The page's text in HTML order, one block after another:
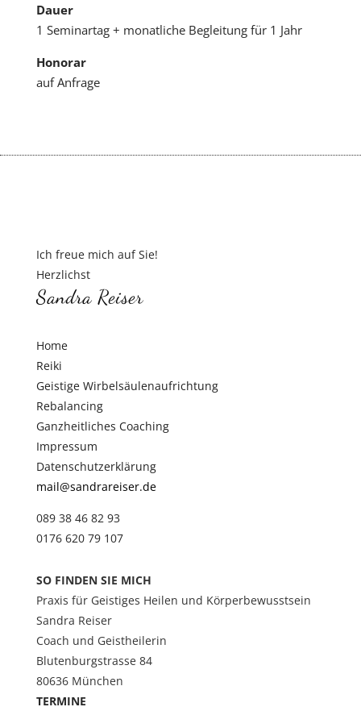
Dauer
1 Seminartag + monatliche Begleitung für 1 Jahr
Honorar
auf Anfrage
Ich freue mich auf Sie!
Herzlichst
Sandra Reiser
Home
Reiki
Geistige Wirbelsäulenaufrichtung
Rebalancing
Ganzheitliches Coaching
Impressum
Datenschutzerklärung
mail@sandrareiser.de
089 38 46 82 93
0176 620 79 107
SO FINDEN SIE MICH
Praxis für Geistiges Heilen und Körperbewusstsein
Sandra Reiser
Coach und Geistheilerin
Blutenburgstrasse 84
80636 München
TERMINE